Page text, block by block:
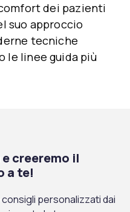
dei pazienti
suo approccio
tecniche
le linee guida più
creeremo il
a te!
personalizzati dai